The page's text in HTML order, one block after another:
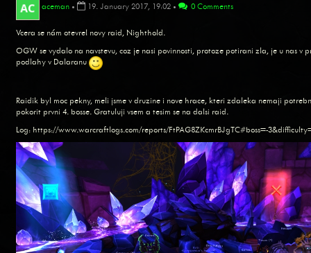
aceman • 19. January 2017, 19:02 • 0 Comments
Vcera se nám otevrel novy raid, Nighthold.
OGW se vydalo na navstevu, coz je nasi povinnosti, protoze potirani zla, je u nas v
podlahy v Dalaranu
Raidik byl moc pekny, meli jsme v druzine i nove hrace, kteri zdaleka nemaji
pokorit prvni 4. bosse. Gratuluji vsem a tesim se na dalsi raid.
Log: https://www.warcraftlogs.com/reports/FtPAG8ZKcmrBJgTC#boss=-